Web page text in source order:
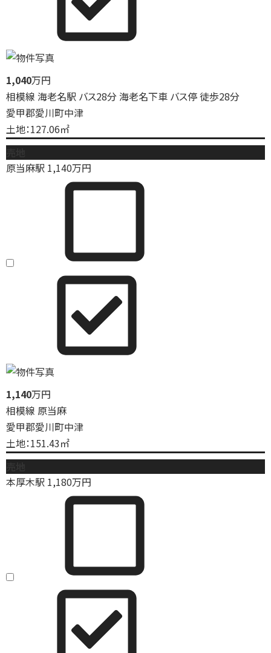
1,040万円
相模線 海老名駅 バス28分 海老名下車 バス停 徒歩28分
愛甲郡愛川町中津
土地：127.06㎡
原当麻駅 1,140万円
1,140万円
相模線 原当麻
愛甲郡愛川町中津
土地：151.43㎡
本厚木駅 1,180万円